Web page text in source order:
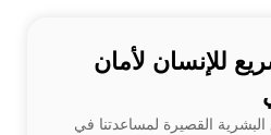
للإنسان لأمان
القصيرة لمساعدتنا في